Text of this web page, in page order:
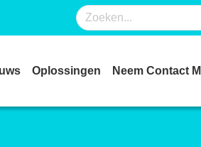
Oplossingen